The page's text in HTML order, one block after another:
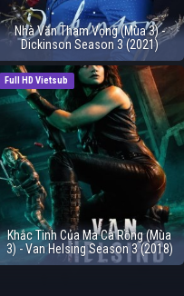
Nhà Văn Tham Vọng (Mùa 3) -
Dickinson Season 3 (2021)
Full HD Vietsub
Khắc Tinh Của Ma Cà Rồng (Mùa
3) - Van Helsing Season 3 (2018)